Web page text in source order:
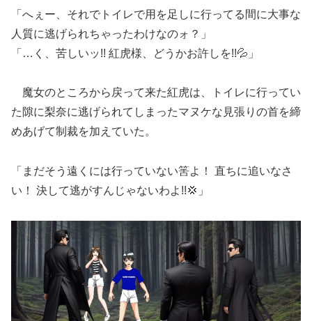
「へぇー、それでトイレで用を足しに行ってる間に大事な
人質に逃げられちゃったわけなのォ？」
「…く、苦しいッ!! 紅虎様、どうかお許しを!!💦」
魔女のところから戻って来た紅虎は、トイレに行ってい
た隙に梨奈に逃げられてしまったマヌケな見張りの首を締
めあげて制裁を加えていた。
「まだそう遠くには行っていない筈よ！ 直ちに追いなさ
い！ 決して逃がすんじゃないわよ!!💢」